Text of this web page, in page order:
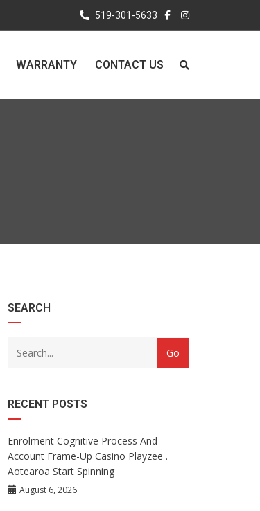
519-301-5633
WARRANTY CONTACT US
SEARCH
RECENT POSTS
Enrolment Cognitive Process And
Account Frame-Up Casino Playzee .
Aotearoa Start Spinning
August 6, 2026
with
drop
archive
Category
with